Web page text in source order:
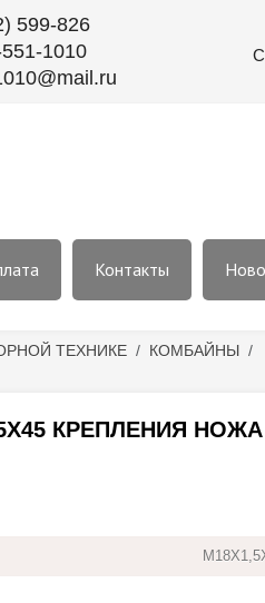
599-826
1010
Контакты
ТЕХНИКЕ / КОМБАЙНЫ /
КРЕПЛЕНИЯ